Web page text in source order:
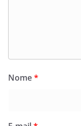
Nome*